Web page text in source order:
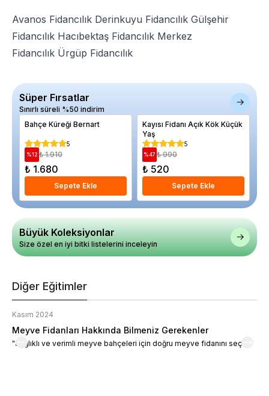
Avanos Fidancılık Derinkuyu Fidancılık Gülşehir
Fidancılık Hacıbektaş Fidancılık Merkez
Fidancılık Ürgüp Fidancılık
Süper Fırsatlar
Sınırlı süreli %50 indirim
Bahçe Küreği Bernart
5
%12 ₺ 1.910
₺ 1.680
Sepete Ekle
Kayısı Fidanı Açık Kök Küçük
Yaş
5
%47 ₺ 990
₺ 520
Sepete Ekle
Büyük Koleksiyonlar
Size özel en iyi bitki listelerini inceleyin
Diğer Eğitimler
Kasım 2024
Meyve Fidanları Hakkında Bilmeniz Gerekenler
"Sağlıklı ve verimli meyve bahçeleri için doğru meyve fidanını seçin."